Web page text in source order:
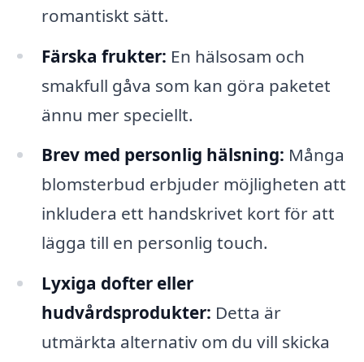
romantiskt sätt.
Färska frukter: En hälsosam och
smakfull gåva som kan göra paketet
ännu mer speciellt.
Brev med personlig hälsning: Många
blomsterbud erbjuder möjligheten att
inkludera ett handskrivet kort för att
lägga till en personlig touch.
Lyxiga dofter eller
hudvårdsprodukter: Detta är
utmärkta alternativ om du vill skicka